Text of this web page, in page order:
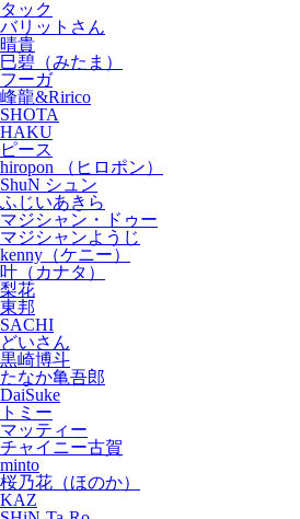
タック
バリットさん
晴貴
巳碧（みたま）
フーガ
峰龍&Ririco
SHOTA
HAKU
ピース
hiropon （ヒロポン）
ShuN シュン
ふじいあきら
マジシャン・ドゥー
マジシャンようじ
kenny（ケニー）
叶（カナタ）
梨花
東邦
SACHI
どいさん
黒崎博斗
たなか亀吾郎
DaiSuke
トミー
マッティー
チャイニー古賀
minto
桜乃花（ほのか）
KAZ